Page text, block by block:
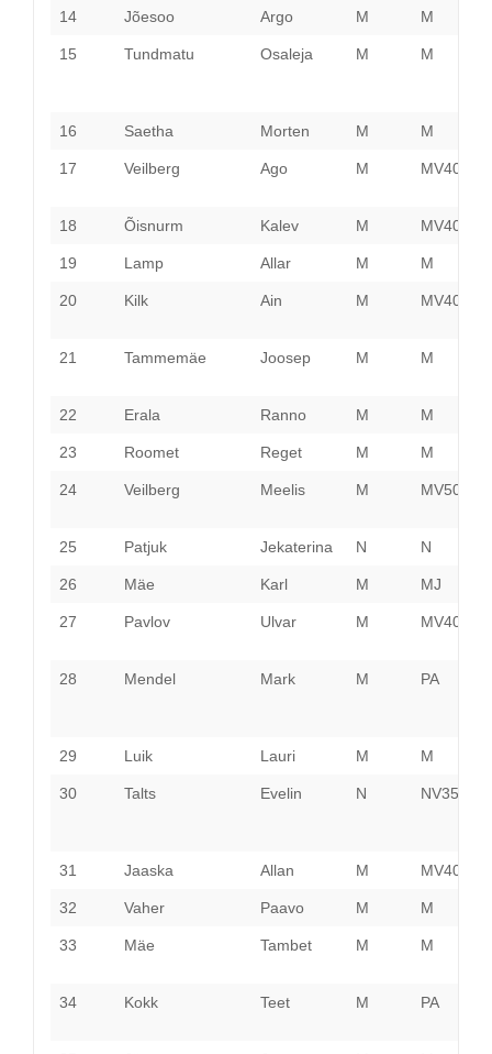
14 Jõesoo Argo M M
15 Tundmatu Osaleja M M
16 Saetha Morten M M
17 Veilberg Ago M MV40
18 Õisnurm Kalev M MV40
19 Lamp Allar M M
20 Kilk Ain M MV40
21 Tammemäe Joosep M M
22 Erala Ranno M M
23 Roomet Reget M M
24 Veilberg Meelis M MV50
25 Patjuk Jekaterina N N
26 Mäe Karl M MJ
27 Pavlov Ulvar M MV40
28 Mendel Mark M PA
29 Luik Lauri M M
30 Talts Evelin N NV35
31 Jaaska Allan M MV40
32 Vaher Paavo M M
33 Mäe Tambet M M
34 Kokk Teet M PA